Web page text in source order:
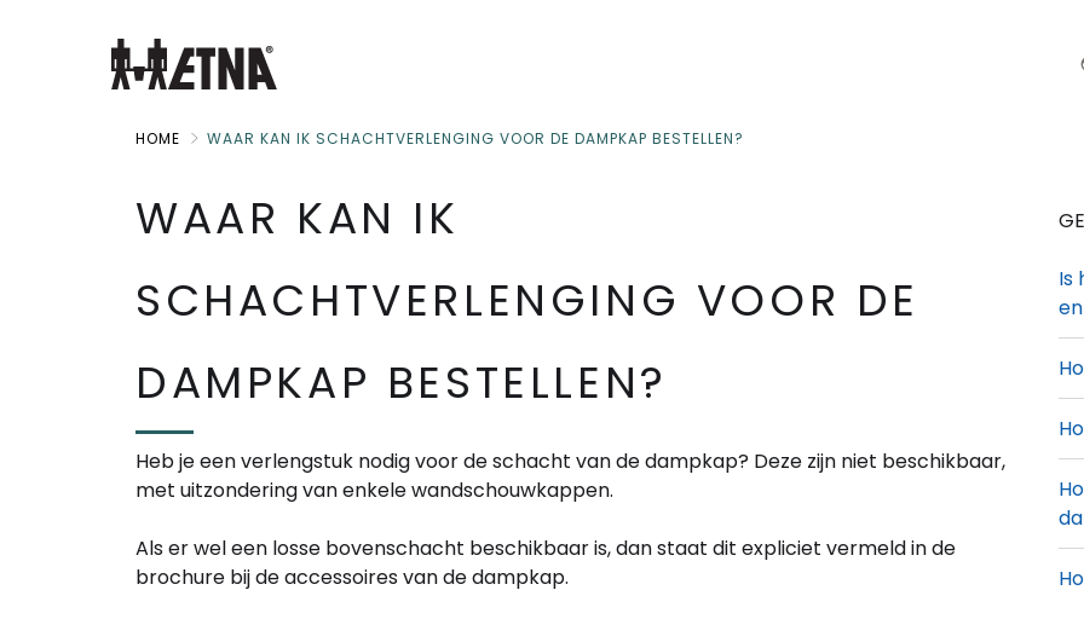
HOME WAAR KAN IK SCHACHTVERLENGING VOOR DE DAMPKAP BESTELLEN?
WAAR KAN IK
SCHACHTVERLENGING VOOR DE
DAMPKAP BESTELLEN?
Heb je een verlengstuk nodig voor de schacht van de dampkap? Deze zijn niet beschikbaar,
met uitzondering van enkele wandschouwkappen.
Als er wel een losse bovenschacht beschikbaar is, dan staat dit expliciet vermeld in de
brochure bij de accessoires van de dampkap.
Is